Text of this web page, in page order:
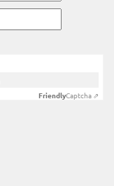
FriendlyCaptcha ⇗